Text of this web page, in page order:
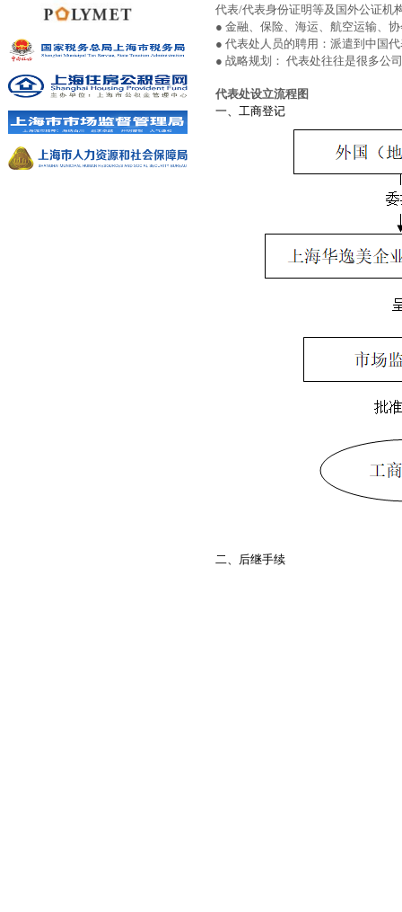
代表/代表身份证明等及国外公证机
● 金融、保险、海运、航空运输、
● 代表处人员的聘用：派遣到中国
● 战略规划： 代表处往往是很多公
代表处设立流程图
一、 工商登记
二、后继手续